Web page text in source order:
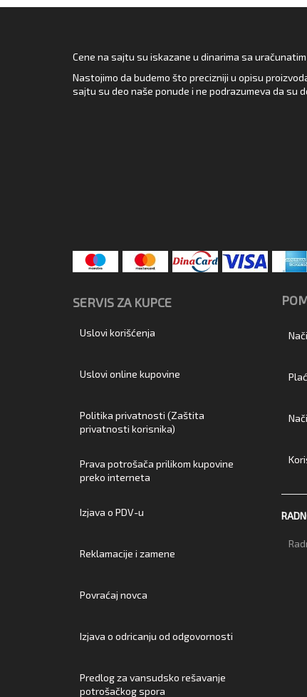
Cene na sajtu su iskazane u dinarima sa
Nastojimo da budemo što precizniji u opisu
sajtu su deo naše ponude i ne podrazumeva da
SERVIS ZA KUPCE
Uslovi korišćenja
Uslovi online kupovine
Politika privatnosti (Zaštita
privatnosti korisnika)
Prava potrošača prilikom kupovine
preko interneta
Izjava o PDV-u
Reklamacije i zamene
Povraćaj novca
Izjava o odricanju od odgovornosti
Predlog za vansudsko rešavanje
potrošačkog spora